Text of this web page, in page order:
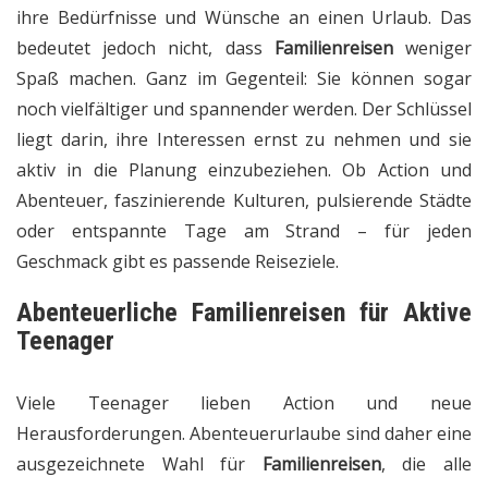
ihre Bedürfnisse und Wünsche an einen Urlaub. Das
bedeutet jedoch nicht, dass Familienreisenweniger
Spaß machen. Ganz im Gegenteil: Sie können sogar
noch vielfältiger und spannender werden. Der Schlüssel
liegt darin, ihre Interessen ernst zu nehmen und sie
aktiv in die Planung einzubeziehen. Ob Action und
Abenteuer, faszinierende Kulturen, pulsierende Städte
oder entspannte Tage am Strand – für jeden
Geschmack gibt es passende Reiseziele.
Abenteuerliche Familienreisen für Aktive
Teenager
Viele Teenager lieben Action und neue
Herausforderungen. Abenteuerurlaube sind daher eine
ausgezeichnete Wahl für Familienreisen, die alle